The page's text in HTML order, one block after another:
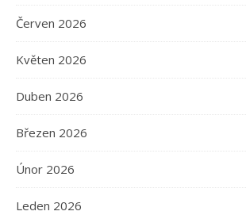
Červen 2026
Květen 2026
Duben 2026
Březen 2026
Únor 2026
Leden 2026